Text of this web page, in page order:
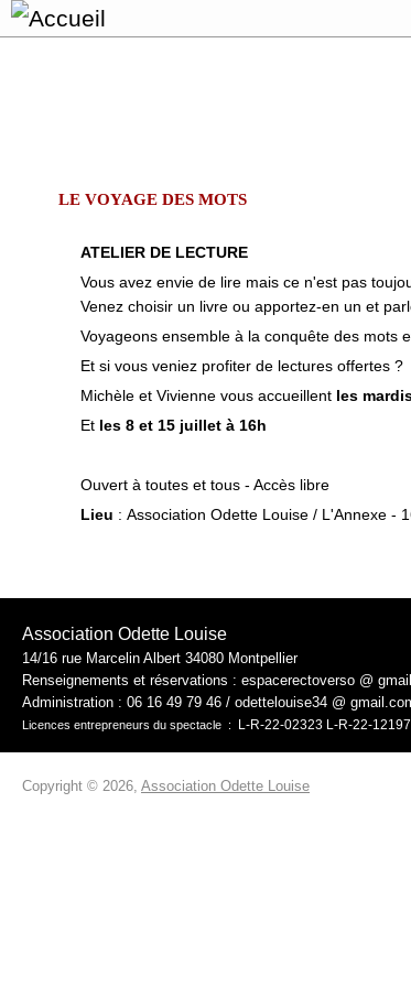
LE VOYAGE DES MOTS
ATELIER DE LECTURE
Vous avez envie de lire mais ce n'est pas
Venez choisir un livre ou apportez-en un et
Voyageons ensemble à la conquête des mots
Et si vous veniez profiter de lectures offertes ?
Michèle et Vivienne vous accueillent les
Et les 8 et 15 juillet à 16h
Ouvert à toutes et tous - Accès libre
Lieu : Association Odette Louise / L'Annexe -
Association Odette Louise
14/16 rue Marcelin Albert 34080 Montpellier
Renseignements et réservations : espacerectoverso @
Administration : 06 16 49 79 46 / odettelouise34 @
Licences entrepreneurs du spectacle : L-R-22-02323 L-R-22-12197
Copyright © 2026, Association Odette Louise